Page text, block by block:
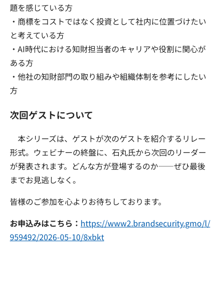
題を感じている方
・商標をコストではなく投資として社内に位置づけたい
と考えている方
・AI時代における知財担当者のキャリアや役割に関心が
ある方
・他社の知財部門の取り組みや組織体制を参考にしたい
方
次回ゲストについて
本シリーズは、ゲストが次のゲストを紹介するリレー
形式。ウェビナーの終盤に、石丸氏から次回のリーダー
が発表されます。どんな方が登場するのか——ぜひ最後
までお見逃しなく。
皆様のご参加を心よりお待ちしております。
お申込みはこちら： https://www2.brandsecurity.gmo/l/
959492/2026-05-10/8xbkt